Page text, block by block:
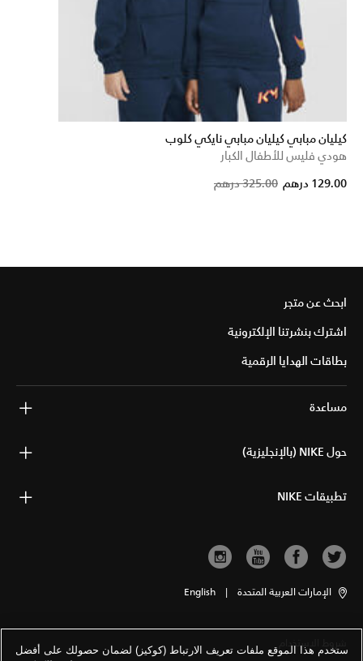
كيليان مبابي كيليان مبابي نايكي كلوب
هودي فليس للأطفال الكبار
Price reduced 325.00 درهم to129.00 درهم
ابحث عن متجر
اشترك بنشرتنا الإلكترونية
بطاقات الهدايا الرقمية
مساعدة
حول NIKE (بالإنجليزية)
تطبيقات NIKE
الإمارات العربية المتحدة |
English
شروط الاستخدام
ستخدم هذا الموقع ملفات تعريف الارتباط (كوكيز) لضمان حصولك على أفضل